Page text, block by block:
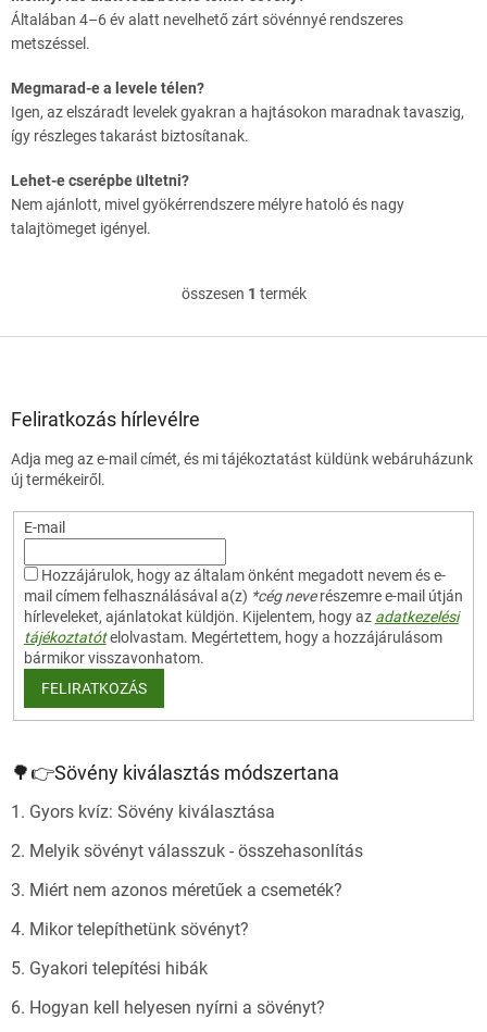
Általában 4–6 év alatt nevelhető zárt sövénnyé rendszeres
metszéssel.
Megmarad-e a levele télen?
Igen, az elszáradt levelek gyakran a hajtásokon maradnak tavaszig,
így részleges takarást biztosítanak.
Lehet-e cserépbe ültetni?
Nem ajánlott, mivel gyökérrendszere mélyre hatoló és nagy
talajtömeget igényel.
L
s
á
n
í
s
e
l
e
összesen 1 termék
Feliratkozás hírlevélre
Adja meg az e-mail címét, és mi tájékoztatást küldünk webáruházunk
új termékeiről.
E-mail
Hozzájárulok, hogy az általam önként megadott nevem és e-
mail címem felhasználásával a(z) *cég neverészemre e-mail útján
hírleveleket, ajánlatokat küldjön. Kijelentem, hogy az adatkezelési
tájékoztatót elolvastam. Megértettem, hogy a hozzájárulásom
bármikor visszavonhatom.
FELIRATKOZÁS
🌳👉Sövény kiválasztás módszertana
1. Gyors kvíz: Sövény kiválasztása
2. Melyik sövényt válasszuk - összehasonlítás
3. Miért nem azonos méretűek a csemeték?
4. Mikor telepíthetünk sövényt?
5. Gyakori telepítési hibák
6. Hogyan kell helyesen nyírni a sövényt?